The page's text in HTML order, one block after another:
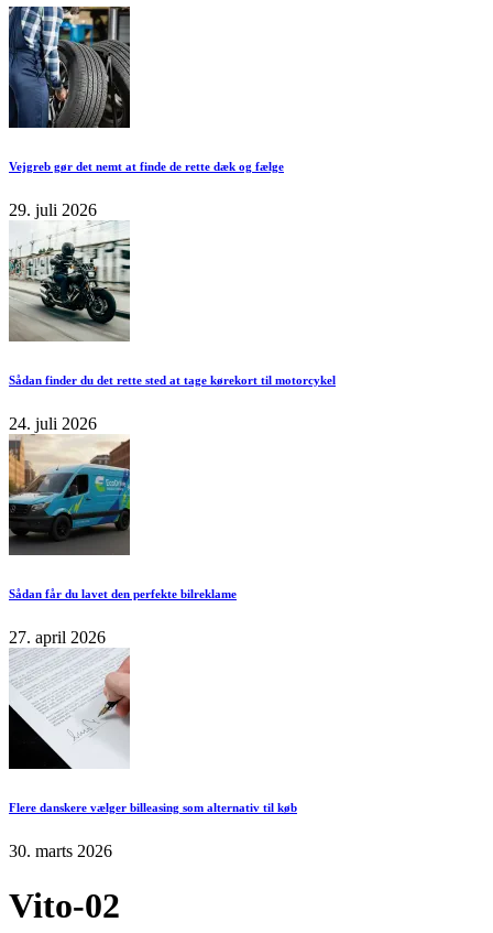
Vejgreb gør det nemt at finde de rette dæk og fælge
29. juli 2026
Sådan finder du det rette sted at tage kørekort til motorcykel
24. juli 2026
Sådan får du lavet den perfekte bilreklame
27. april 2026
Flere danskere vælger billeasing som alternativ til køb
30. marts 2026
Vito-02